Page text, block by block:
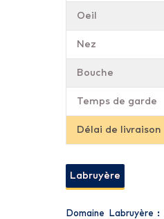
Oeil
Nez
Bouche
Temps de garde
Délai de livraison
Labruyère
Domaine Labruyère